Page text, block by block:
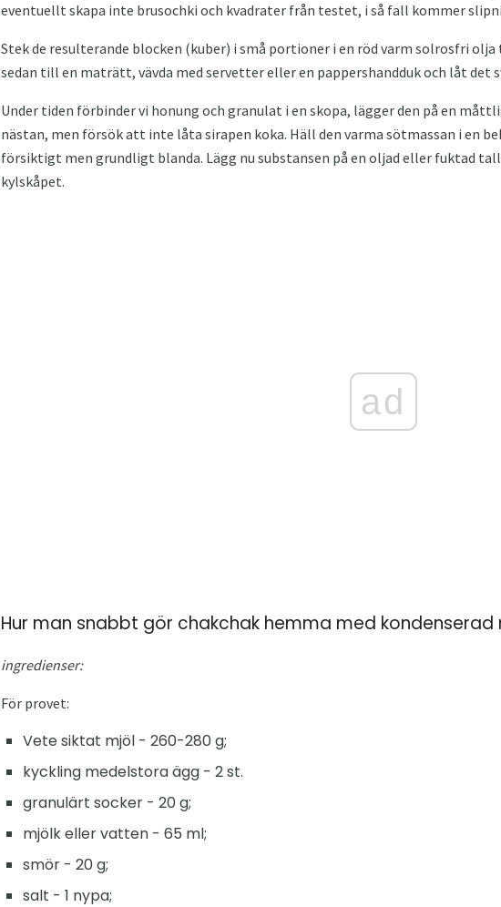
eventuellt skapa inte brusochki och kvadrater från testet, i så fall kommer
Stek de resulterande blocken (kuber) i små portioner i en röd varm solrosfri
sedan till en maträtt, vävda med servetter eller en pappershandduk och låt det
Under tiden förbinder vi honung och granulat i en skopa, lägger den på en
nästan, men försök att inte låta sirapen koka. Häll den varma sötmassan i en
försiktigt men grundligt blanda. Lägg nu substansen på en oljad eller fuktad
kylskåpet.
ad
Hur man snabbt gör chakchak hemma med kondenserad
ingredienser:
För provet:
Vete siktat mjöl - 260-280 g;
kyckling medelstora ägg - 2 st.
granulärt socker - 20 g;
mjölk eller vatten - 65 ml;
smör - 20 g;
salt - 1 nypa;